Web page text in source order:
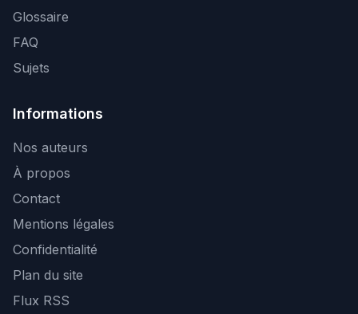
Glossaire
FAQ
Sujets
Informations
Nos auteurs
À propos
Contact
Mentions légales
Confidentialité
Plan du site
Flux RSS